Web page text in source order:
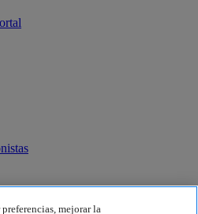
mejorar la